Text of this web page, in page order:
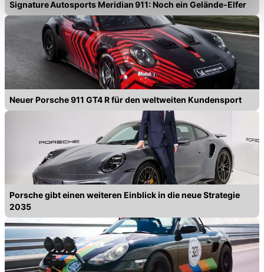
Einschränkung womöglich nicht mehr alle
Funktionalitäten der Website zur Verfügung stehen. Sie
können die Einstellungen jederzeit in unserer
Datenschutzerklärunganpassen.
Signature Autosports Meridian 911: Noch ein Gelände-Elfer
Neuer Porsche 911 GT4 R für den weltweiten Kundensport
Porsche gibt einen weiteren Einblick in die neue Strategie
2035